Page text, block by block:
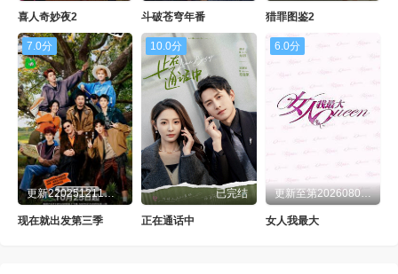
喜人奇妙夜2 斗破苍穹年番 猎罪图鉴2
7.0分
更新220251211范丞丞
现在就出发第三季
10.0分
已完结
正在通话中
6.0分
更新至第20260806期
女人我最大